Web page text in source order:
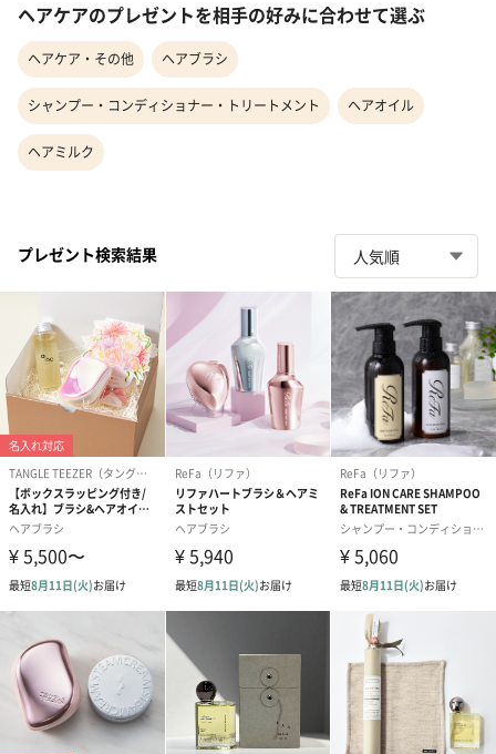
ヘアケアのプレゼントを相手の好みに合わせて選ぶ
ヘアケア・その他 ヘアブラシ
シャンプー・コンディショナー・トリートメント ヘアオイル
ヘアミルク
プレゼント検索結果